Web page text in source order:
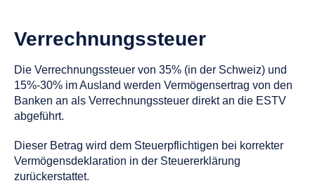
Verrechnungssteuer
Die Verrechnungssteuer von 35% (in der Schweiz) und
15%-30% im Ausland werden Vermögensertrag von den
Banken an als Verrechnungssteuer direkt an die ESTV
abgeführt.
Dieser Betrag wird dem Steuerpflichtigen bei korrekter
Vermögensdeklaration in der Steuererklärung
zurückerstattet.